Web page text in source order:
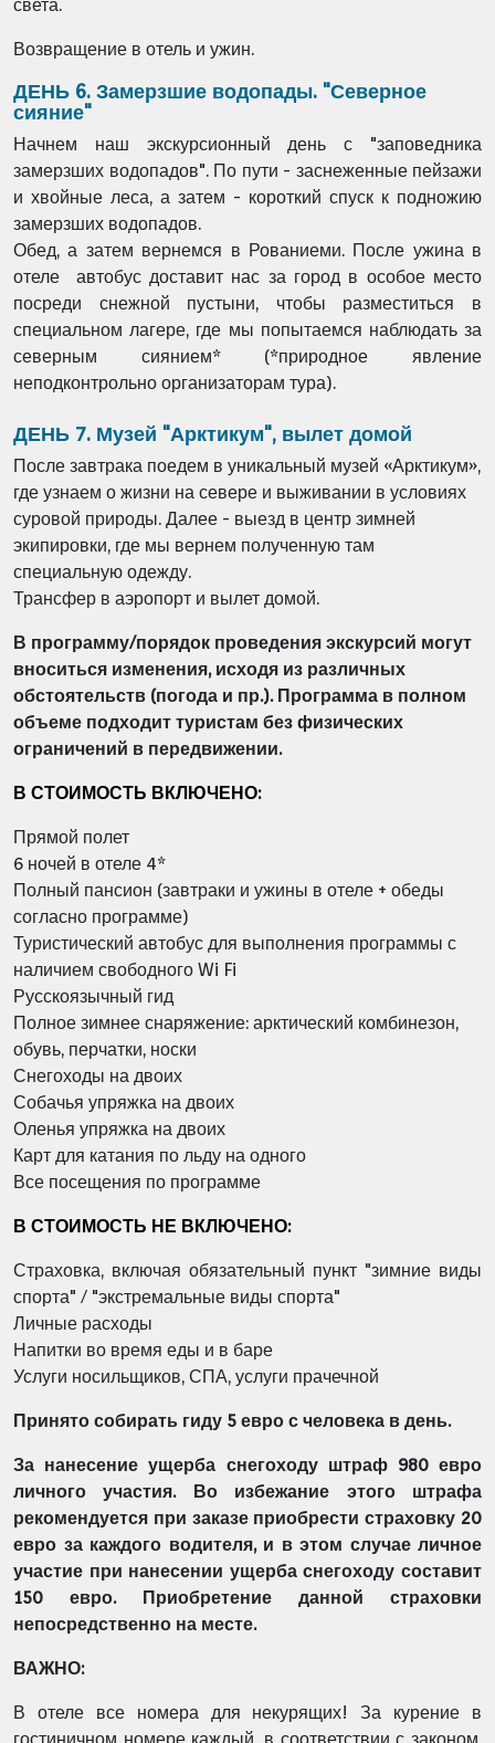
света.
Возвращение в отель и ужин.
ДЕНЬ 6. Замерзшие водопады. "Северное
сияние"
Начнем наш экскурсионный день с "заповедника
замерзших водопадов". По пути - заснеженные пейзажи
и хвойные леса, а затем - короткий спуск к подножию
замерзших водопадов.
Обед, а затем вернемся в Рованиеми. После ужина в
отеле
автобус доставит нас за город в особое место
посреди снежной пустыни, чтобы разместиться в
специальном лагере, где мы попытаемся наблюдать за
северным сиянием* (*природное явление
неподконтрольно организаторам тура).
ДЕНЬ 7. Музей "Арктикум", вылет домой
После завтрака поедем в уникальный музей «Арктикум»,
где узнаем о жизни на севере и выживании в условиях
суровой природы. Далее - выезд в центр зимней
экипировки, где мы вернем полученную там
специальную одежду.
Трансфер в аэропорт и вылет домой.
В программу/порядок проведения экскурсий могут
вноситься изменения, исходя из различных
обстоятельств (погода и пр.). Программа в полном
объеме подходит туристам без физических
ограничений в передвижении.
В СТОИМОСТЬ ВКЛЮЧЕНО:
Прямой полет
6 ночей в отеле 4*
Полный пансион (завтраки и ужины в отеле + обеды
согласно программе)
Туристический автобус для выполнения программы с
наличием свободного Wi Fi
Русскоязычный гид
Полное зимнее снаряжение: арктический комбинезон,
обувь, перчатки, носки
Снегоходы на двоих
Собачья упряжка на двоих
Оленья упряжка на двоих
Карт для катания по льду на одного
Все посещения по программе
В СТОИМОСТЬ НЕ ВКЛЮЧЕНО:
Страховка, включая обязательный пункт "зимние виды
спорта" / "экстремальные виды спорта"
Личные расходы
Напитки во время еды и в баре
Услуги носильщиков, СПА, услуги прачечной
Принято собирать гиду 5 евро с человека в день.
За нанесение ущерба снегоходу штраф 980 евро
личного участия. Во избежание этого штрафа
рекомендуется при заказе приобрести страховку 20
евро за каждого водителя, и в этом случае личное
участие при нанесении ущерба снегоходу составит
150 евро. Приобретение данной страховки
непосредственно на месте.
ВАЖНО:
В отеле все номера для некурящих! За курение в